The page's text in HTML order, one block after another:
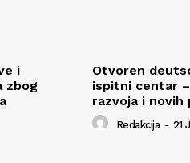
i
zbog
Otvoren
ispitni centar
razvoja i novih
Redakcija - 21